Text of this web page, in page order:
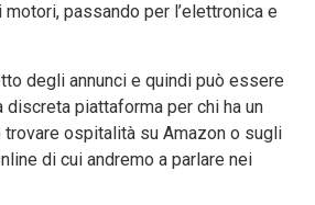
passando per l’elettronica e
degli annunci e quindi può essere
discreta piattaforma per chi ha un
ospitalità su Amazon o sugli
di cui andremo a parlare nei